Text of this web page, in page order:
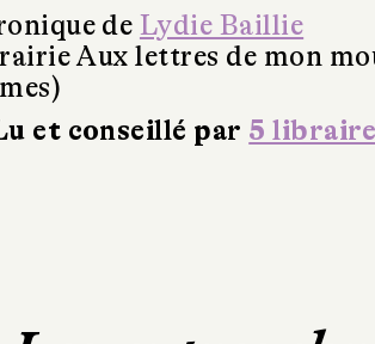
de Lydie Baillie
Aux lettres de mon
et conseillé par 5